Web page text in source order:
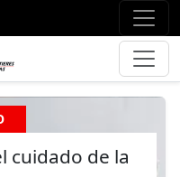
Ir
cuidado de la